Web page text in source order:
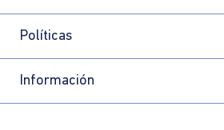
Políticas
Información